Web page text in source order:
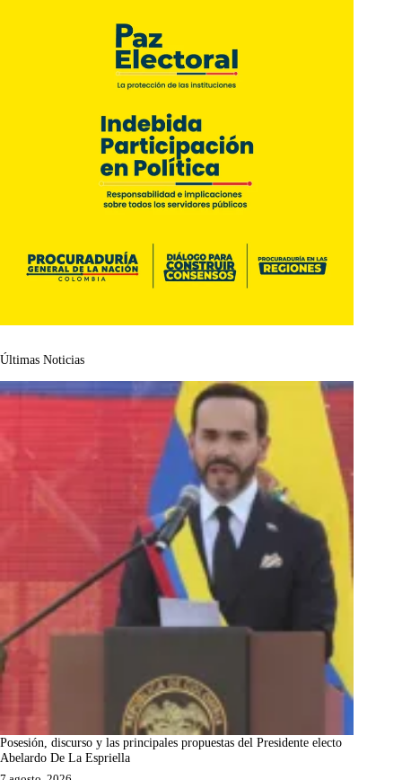
Últimas Noticias
Posesión, discurso y las principales propuestas del Presidente electo
Abelardo De La Espriella